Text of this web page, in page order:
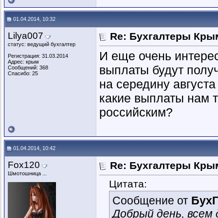
01.04.2014, 10:32
Lilya007
статус: ведущий бухгалтер
Регистрация: 31.03.2014
Адрес: крым
Сообщений: 368
Спасибо: 25
Re: Бухгалтеры
И еще очень
выплаты будут
на середину
какие выплаты нам
российским?
01.04.2014, 10:42
Fox120
Шмотошница ...
Re: Бухгалтеры
Цитата:
Сообщение от
Добрый день, всем